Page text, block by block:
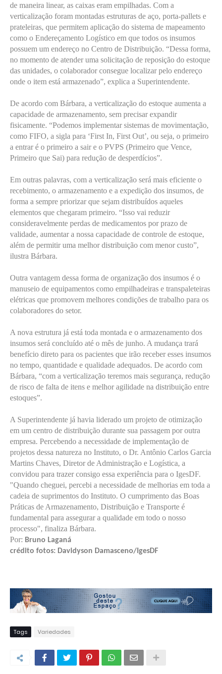
de maneira linear, as caixas eram empilhadas. Com a
verticalização foram montadas estruturas de aço, porta-pallets e
prateleiras, que permitem aplicação do sistema de mapeamento
como o Endereçamento Logístico em que todos os insumos
possuem um endereço no Centro de Distribuição. “Dessa forma,
no momento de atender uma solicitação de reposição do estoque
das unidades, o colaborador consegue localizar pelo endereço
onde o item está armazenado”, explica a Superintendente.
De acordo com Bárbara, a verticalização do estoque aumenta a
capacidade de armazenamento, sem precisar expandir
fisicamente. “Podemos implementar sistemas de movimentação,
como FIFO, a sigla para ‘First In, First Out’, ou seja, o primeiro
a entrar é o primeiro a sair e o PVPS (Primeiro que Vence,
Primeiro que Sai) para redução de desperdícios”.
Em outras palavras, com a verticalização será mais eficiente o
recebimento, o armazenamento e a expedição dos insumos, de
forma a sempre priorizar que sejam distribuídos aqueles
elementos que chegaram primeiro. “Isso vai reduzir
consideravelmente perdas de medicamentos por prazo de
validade, aumentar a nossa capacidade de controle de estoque,
além de permitir uma melhor distribuição com menor custo”,
ilustra Bárbara.
Outra vantagem dessa forma de organização dos insumos é o
manuseio de equipamentos como empilhadeiras e transpaleteiras
elétricas que promovem melhores condições de trabalho para os
colaboradores do setor.
A nova estrutura já está toda montada e o armazenamento dos
insumos será concluído até o mês de junho. A mudança trará
benefício direto para os pacientes que irão receber esses insumos
no tempo, quantidade e qualidade adequados. De acordo com
Bárbara, “com a verticalização teremos mais segurança, redução
de risco de falta de itens e melhor agilidade na distribuição entre
estoques”.
A Superintendente já havia liderado um projeto de otimização
em um centro de distribuição durante sua passagem por outra
empresa. Percebendo a necessidade de implementação de
projetos dessa natureza no Instituto, o Dr. Antônio Carlos Garcia
Martins Chaves, Diretor de Administração e Logística, a
convidou para trazer consigo essa experiência para o IgesDF.
"Quando cheguei, percebi a necessidade de melhorias em toda a
cadeia de suprimentos do Instituto. O cumprimento das Boas
Práticas de Armazenamento, Distribuição e Transporte é
fundamental para assegurar a qualidade em todo o nosso
processo", finaliza Bárbara.
Por: Bruno Laganá
crédito fotos: Davidyson Damasceno/IgesDF
Tags Variedades